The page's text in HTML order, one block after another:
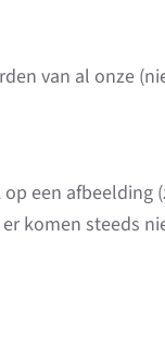
van al onze
een afbeelding
komen steeds